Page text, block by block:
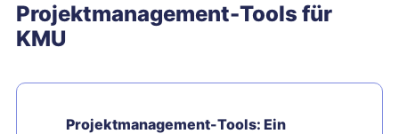
Projektmanagement-Tools für
KMU
Projektmanagement-Tools: Ein